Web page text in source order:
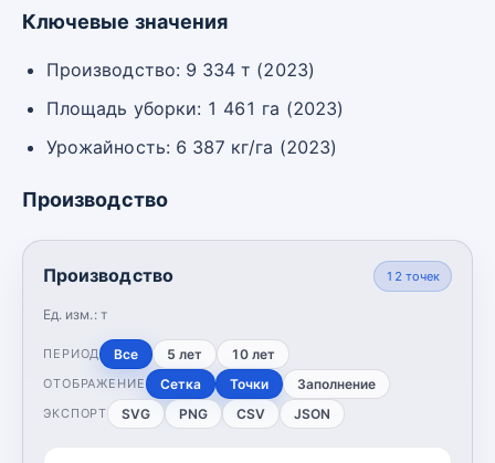
Ключевые значения
Производство: 9 334 т (2023)
Площадь уборки: 1 461 га (2023)
Урожайность: 6 387 кг/га (2023)
Производство
Производство
Ед. изм.: т
12 точек
ПЕРИОД Все 5 лет 10 лет
ОТОБРАЖЕНИЕ Сетка Точки Заполнение
ЭКСПОРТ SVG PNG CSV JSON